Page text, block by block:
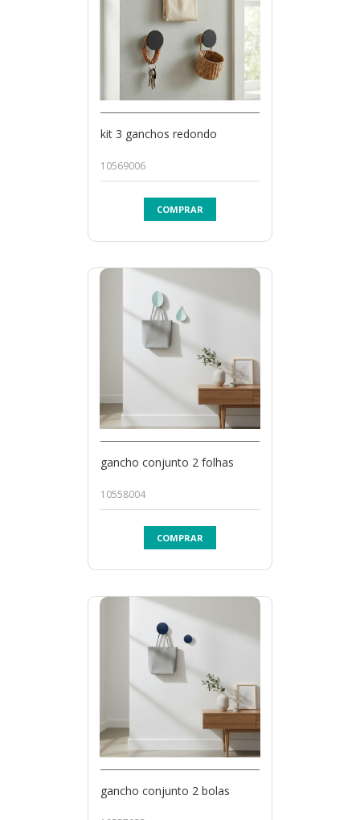
kit 3 ganchos redondo
10569006
COMPRAR
gancho conjunto 2 folhas
10558004
COMPRAR
gancho conjunto 2 bolas